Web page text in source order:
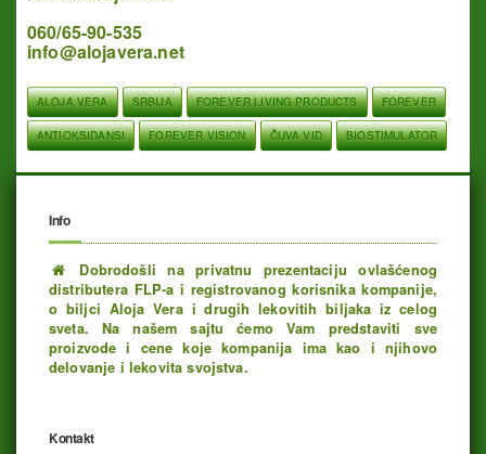
060/65-90-535
info@alojavera.net
ALOJA VERA SRBIJA FOREVER LIVING PRODUCTS FOREVER
ANTIOKSIDANSI FOREVER VISION ČUVA VID BIOSTIMULATOR
Info
Dobrodošli na privatnu prezentaciju ovlašćenog
distributera FLP-a i registrovanog korisnika kompanije,
o biljci Aloja Vera i drugih lekovitih biljaka iz celog
sveta. Na našem sajtu ćemo Vam predstaviti sve
proizvode i cene koje kompanija ima kao i njihovo
delovanje i lekovita svojstva.
Kontakt